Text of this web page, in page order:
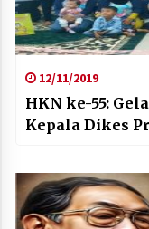
12/11/2019
HKN ke-55:
Kepala Dikes